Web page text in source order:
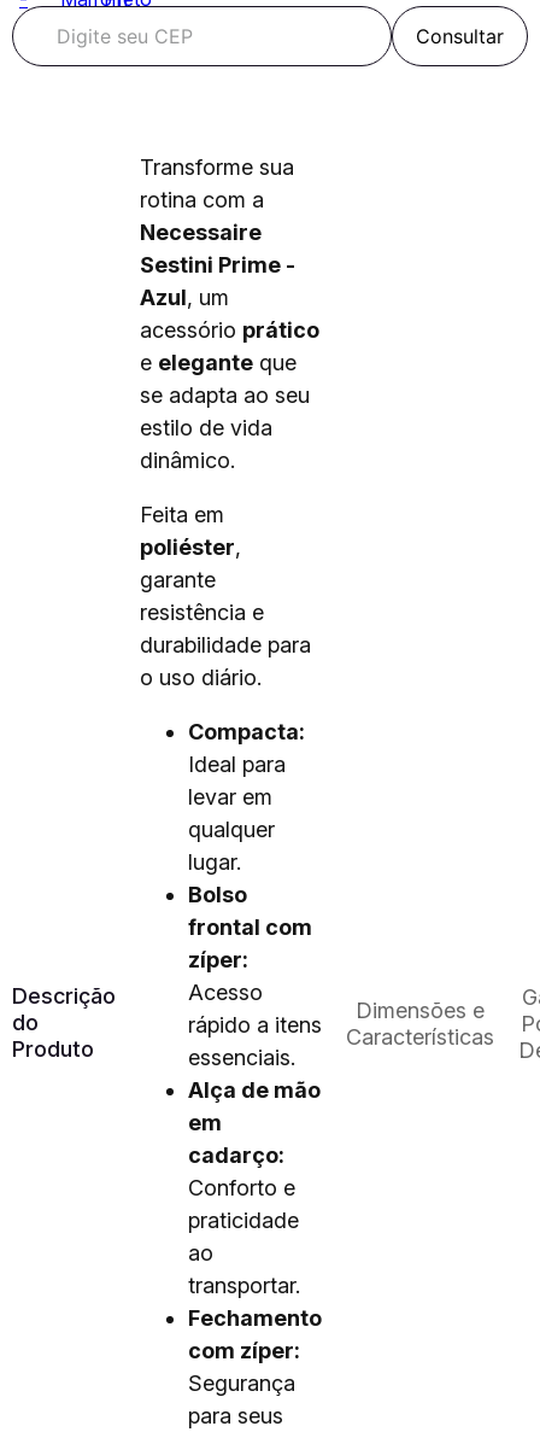
Consultar
Descrição
do
Produto
Transforme sua
rotina com a
Necessaire
Sestini Prime -
Azul, um
acessório prático
e elegante que
se adapta ao seu
estilo de vida
dinâmico.
Feita em
poliéster,
garante
resistência e
durabilidade para
o uso diário.
Compacta:
Ideal para
levar em
qualquer
lugar.
Bolso
frontal com
zíper:
Acesso
rápido a itens
essenciais.
Alça de mão
em
cadarço:
Conforto e
praticidade
ao
transportar.
Fechamento
com zíper:
Segurança
para seus
Dimensões e
Características